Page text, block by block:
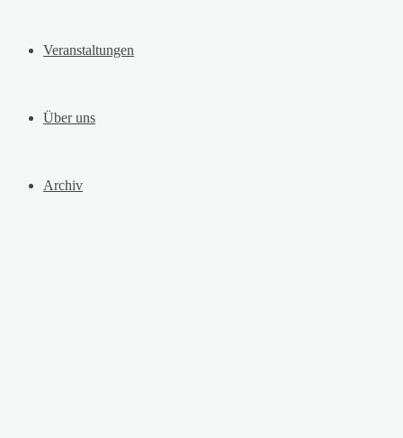
Veranstaltungen
Über uns
Archiv